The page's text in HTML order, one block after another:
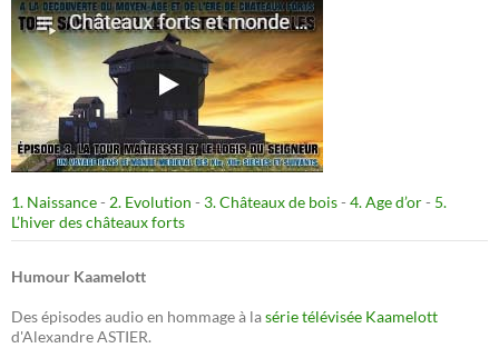
1. Naissance- 2. Evolution - 3. Châteaux de bois- 4. Age d’or- 5.
L’hiver des châteaux forts
Humour Kaamelott
Des épisodes audio en hommage à lasérie télévisée Kaamelott
d'Alexandre ASTIER.